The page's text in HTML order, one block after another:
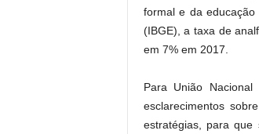
formal e da
(IBGE), a taxa de
em 7% em 2017.
Para União
esclarecimentos
estratégias, para